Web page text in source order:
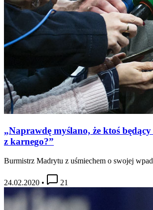
„Naprawdę myślano, że ktoś
z karnego?”
Burmistrz Madrytu z uśmiechem o swojej
24.02.2020 • 21